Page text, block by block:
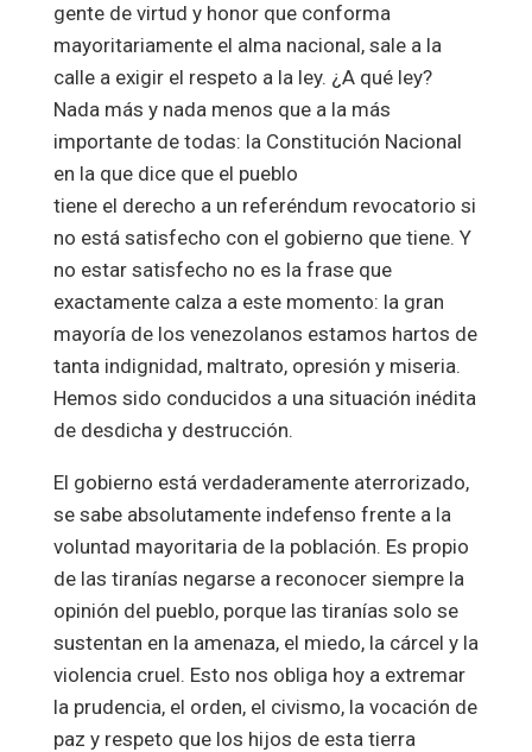
gente de virtud y honor que conforma
mayoritariamente el alma nacional, sale a la
calle a exigir el respeto a la ley. ¿A qué ley?
Nada más y nada menos que a la más
importante de todas: la Constitución Nacional
en la que dice que el pueblo
tiene el derecho a un referéndum revocatorio si
no está satisfecho con el gobierno que tiene. Y
no estar satisfecho no es la frase que
exactamente calza a este momento: la gran
mayoría de los venezolanos estamos hartos de
tanta indignidad, maltrato, opresión y miseria.
Hemos sido conducidos a una situación inédita
de desdicha y destrucción.
El gobierno está verdaderamente aterrorizado,
se sabe absolutamente indefenso frente a la
voluntad mayoritaria de la población. Es propio
de las tiranías negarse a reconocer siempre la
opinión del pueblo, porque las tiranías solo se
sustentan en la amenaza, el miedo, la cárcel y la
violencia cruel. Esto nos obliga hoy a extremar
la prudencia, el orden, el civismo, la vocación de
paz y respeto que los hijos de esta tierra